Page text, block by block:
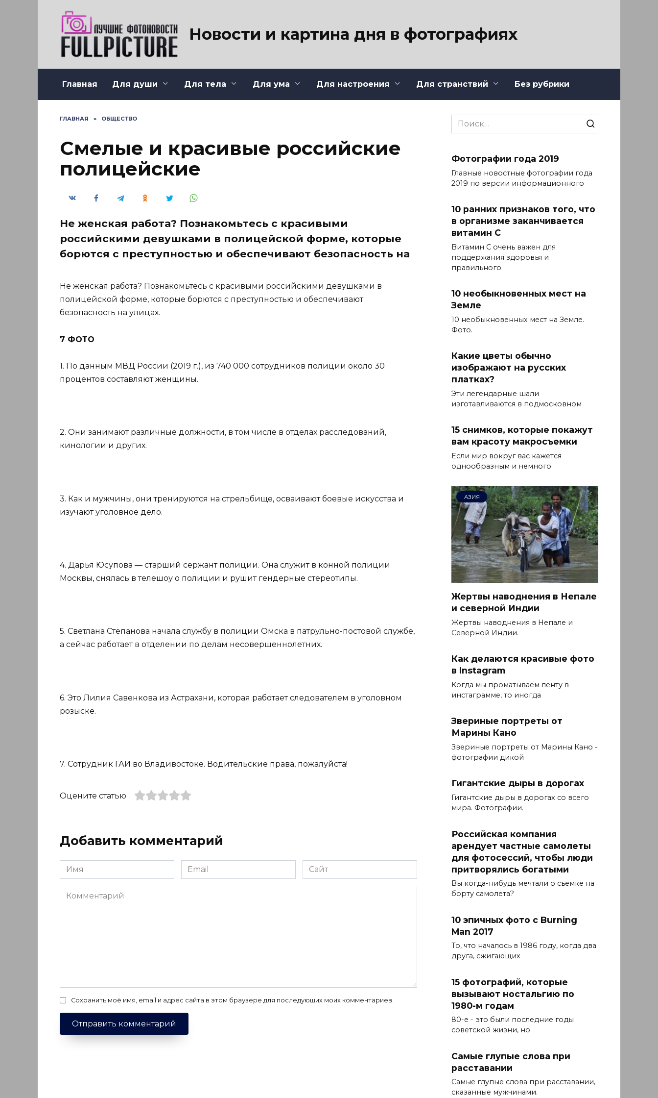
Новости и картина дня в фотографиях
Главная Для души Для тела Для ума Для настроения Для странствий Без рубрики
ГЛАВНАЯ » ОБЩЕСТВО
Смелые и красивые российские
полицейские
Не женская работа? Познакомьтесь с красивыми
российскими девушками в полицейской форме, которые
борются с преступностью и обеспечивают безопасность на
Не женская работа? Познакомьтесь с красивыми российскими девушками в
полицейской форме, которые борются с преступностью и обеспечивают
безопасность на улицах.
7 ФОТО
1. По данным МВД России (2019 г.), из 740 000 сотрудников полиции около 30
процентов составляют женщины.
2. Они занимают различные должности, в том числе в отделах расследований,
кинологии и других.
3. Как и мужчины, они тренируются на стрельбище, осваивают боевые искусства и
изучают уголовное дело.
4. Дарья Юсупова — старший сержант полиции. Она служит в конной полиции
Москвы, снялась в телешоу о полиции и рушит гендерные стереотипы.
5. Светлана Степанова начала службу в полиции Омска в патрульно-постовой службе,
а сейчас работает в отделении по делам несовершеннолетних.
6. Это Лилия Савенкова из Астрахани, которая работает следователем в уголовном
розыске.
7. Сотрудник ГАИ во Владивостоке. Водительские права, пожалуйста!
Оцените статью
Добавить комментарий
Имя
*
Email
*
Сайт
Комментарий
Сохранить моё имя, email и адрес сайта в этом браузере для последующих моих комментариев.
Search
for:
Фотографии года 2019
Главные новостные фотографии года
2019 по версии информационного
10 ранних признаков того, что
в организме заканчивается
витамин С
Витамин С очень важен для
поддержания здоровья и
правильного
10 необыкновенных мест на
Земле
10 необыкновенных мест на Земле.
Фото.
Какие цветы обычно
изображают на русских
платках?
Эти легендарные шали
изготавливаются в подмосковном
15 снимков, которые покажут
вам красоту макросъемки
Если мир вокруг вас кажется
однообразным и немного
АЗИЯ
Жертвы наводнения в Непале
и северной Индии
Жертвы наводнения в Непале и
Северной Индии.
Как делаются красивые фото
в Instagram
Когда мы проматываем ленту в
инстаграмме, то иногда
Звериные портреты от
Марины Кано
Звериные портреты от Марины Кано -
фотографии дикой
Гигантские дыры в дорогах
Гигантские дыры в дорогах со всего
мира. Фотографии.
Российская компания
арендует частные самолеты
для фотосессий, чтобы люди
притворялись богатыми
Вы когда-нибудь мечтали о съемке на
борту самолета?
10 эпичных фото с Burning
Man 2017
То, что началось в 1986 году, когда два
друга, сжигающих
15 фотографий, которые
вызывают ностальгию по
1980-м годам
80-е - это были последние годы
советской жизни, но
Самые глупые слова при
расставании
Самые глупые слова при расставании,
сказанные мужчинами.